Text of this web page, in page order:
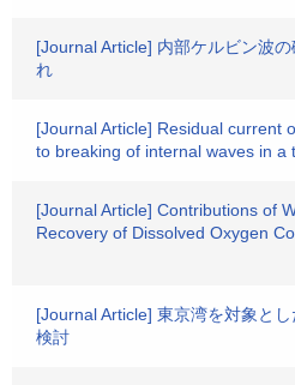
[Journal Article] 内部ケルビン波
れ
[Journal Article] Residual current
to breaking of internal waves in a
[Journal Article] Contributions of
Recovery of Dissolved Oxygen
[Journal Article] 東京湾を対象と
検討